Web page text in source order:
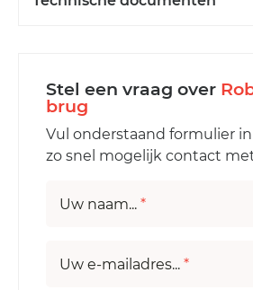
Stel een vraag over
brug
Vul onderstaand formulier
zo snel mogelijk contact
Uw naam... *
Uw e-mailadres... *